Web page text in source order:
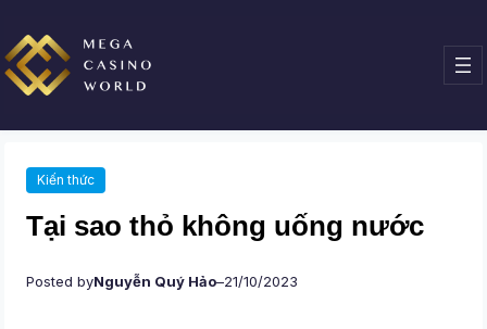
đến
phần
nội
dung
Kiến thức
Tại sao thỏ không uống nước
Posted byNguyễn Quý Hảo–21/10/2023